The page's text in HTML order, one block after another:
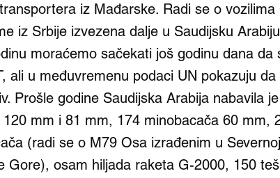
iz Mađarske. Radi se o vozilima
iz Srbije izvezena dalje u Saudijsku
moraćemo sačekati još godinu dana da
ali u međuvremenu podaci UN pokazuju
Prošle godine Saudijska Arabija nabavila
120 mm i 81 mm, 174 minobacača 60 mm,
(radi se o M79 Osa izrađenim u
Gore), osam hiljada raketa G-2000, 150